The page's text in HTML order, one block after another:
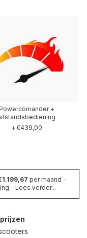
+
+ €439,00
per maand -
- Lees verder...